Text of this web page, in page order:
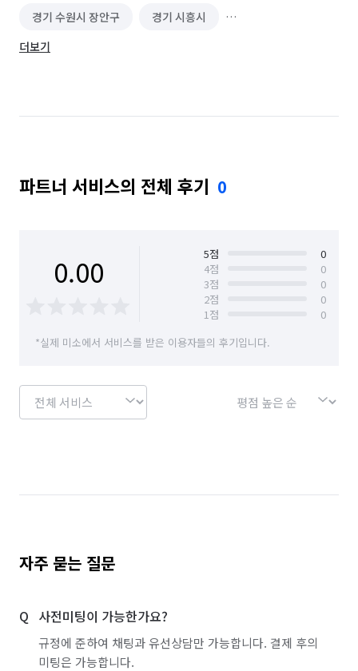
경기 수원시 장안구 경기 시흥시
경기 용인시 수지구
서울 노원구 서울 도봉구 서울 동대문구
서울 서초구 서울 성동구 서울 성북구
서울 중구
인천 계양구 인천 남동구
인천 서구
인천 연수구 인천 중구 전북 군산시
충북 충주시
더보기
파트너 서비스의 전체 후기 0
0.00 5점
0
4점
0
3점
0
2점
0
1점
0
*실제 미소에서 서비스를 받은 이용자들의 후기입니다.
자주 묻는 질문
사전미팅이 가능한가요?
규정에 준하여 채팅과 유선상담만 가능합니다. 결제 후의
미팅은 가능합니다.